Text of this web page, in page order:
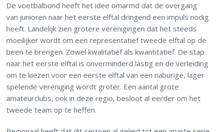
De voetbalbond heeft het idee omarmd dat de overgang
van junioren naar het eerste elftal dringend een impuls nodig
heeft. Landelijk zien grotere verenigingen dat het steeds
moeilijker wordt om een representatief tweede elftal op de
been te brengen. Zowel kwalitatief als kwantitatief. De stap
naar het eerste elftal is onverminderd lastig en de verleiding
om te kiezen voor een eerste elftal van een naburige, lager
spelende vereniging wordt groter. Een aantal grote
amateurclubs, ook in deze regio, besloot al eerder om het
tweede team op te heffen.